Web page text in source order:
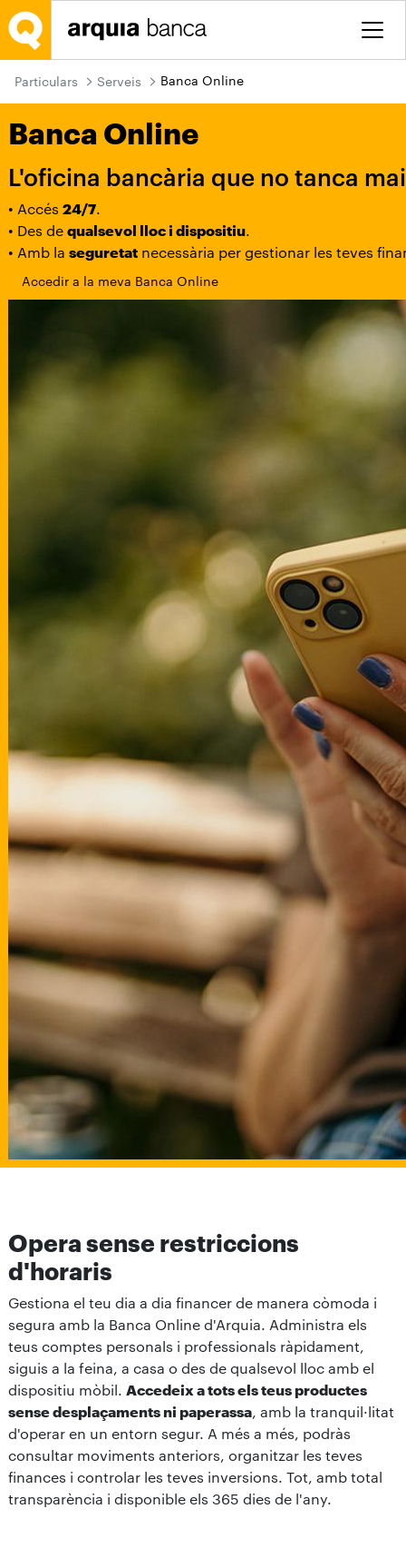
Salta al contingut principal
Particulars Serveis Banca Online
Banca Online
L'oficina bancària que no tanca
• Accés 24/7.
• Des de qualsevol lloc i dispositiu.
• Amb la seguretatnecessària per gestionar les teves
Accedir a la meva Banca Online
Opera sense restriccions
d'horaris
Gestiona el teu dia a dia financer de manera còmoda i
segura amb la Banca Online d'Arquia. Administra els
teus comptes personals i professionals ràpidament,
siguis a la feina, a casa o des de qualsevol lloc amb el
dispositiu mòbil. Accedeix a tots els teus productes
sense desplaçaments ni paperassa, amb la tranquil·litat
d'operar en un entorn segur. A més a més, podràs
consultar moviments anteriors, organitzar les teves
finances i controlar les teves inversions. Tot, amb total
transparència i disponible els 365 dies de l'any.